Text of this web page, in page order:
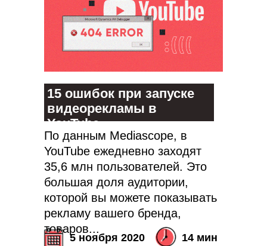
15 ошибок при запуске
видеорекламы в
YouTube
По данным Mediascope, в
YouTube ежедневно заходят
35,6 млн пользователей. Это
большая доля аудитории,
которой вы можете показывать
рекламу вашего бренда,
товаров...
5 ноября 2020 14 мин
icontext
Zen Mobile Agency
iSEO
Стать автором
Компании
Пишите на почту
sales@icontextgroup.ru
Звоните по телефону
+7 (499) 929-85-95
Приезжайте в гости
г. Москва, ул. Новослободская, д. 16